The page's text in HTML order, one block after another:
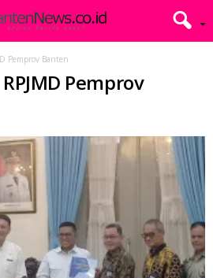
Pemprov Banten
Pemprov